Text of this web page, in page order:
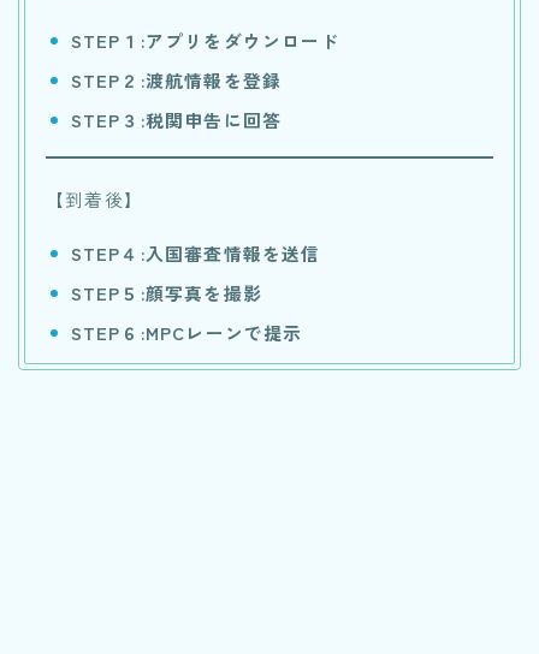
STEP１:アプリをダウンロード
STEP２:渡航情報を登録
STEP３:税関申告に回答
【到着後】
STEP４:入国審査情報を送信
STEP５:顔写真を撮影
STEP６:MPCレーンで提示